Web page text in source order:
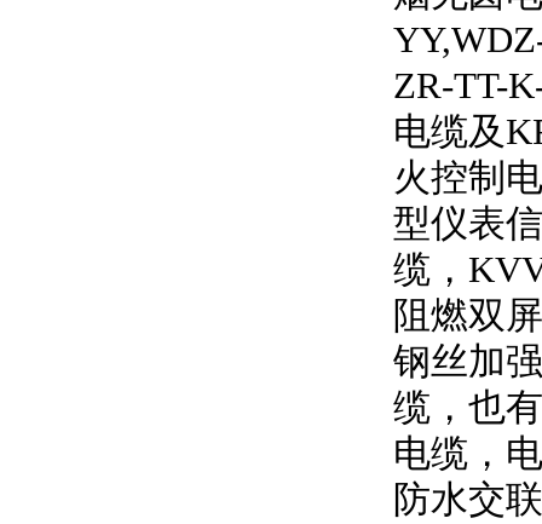
ZR-TT-
电缆及
火控制
型仪表
缆，
阻燃双
钢丝加
缆，也
电缆，
防水交